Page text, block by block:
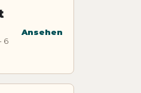
6
Ansehen